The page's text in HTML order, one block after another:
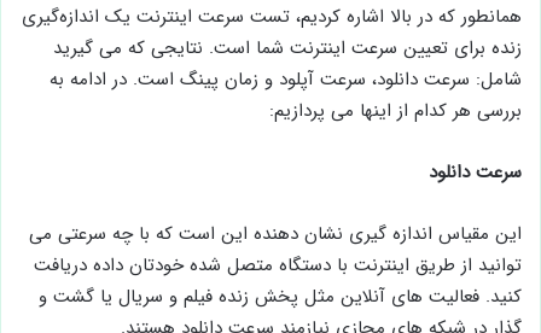
همانطور که در بالا اشاره کردیم، تست سرعت اینترنت یک اندازه‌گیری
زنده برای تعیین سرعت اینترنت شما است. نتایجی که می گیرید
شامل: سرعت دانلود، سرعت آپلود و زمان پینگ است. در ادامه به
بررسی هر کدام از اینها می پردازیم:
سرعت دانلود
این مقیاس اندازه گیری نشان‌ دهنده این است که با چه سرعتی می
توانید از طریق اینترنت با دستگاه متصل‌ شده خودتان داده دریافت
کنید. فعالیت های آنلاین مثل پخش زنده فیلم و سریال یا گشت و